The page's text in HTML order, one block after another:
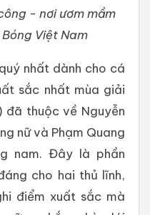
- nơi ươm mầm
Việt Nam
nhất dành cho cá
sắc nhất mùa giải
đã thuộc về Nguyễn
nữ và Phạm Quang
nam. Đây là phần
cho hai thủ lĩnh,
điểm xuất sắc mà